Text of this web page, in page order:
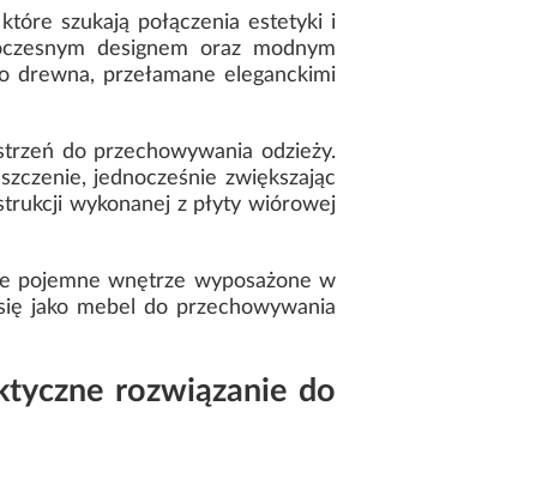
szukają połączenia estetyki i
designem oraz modnym
przełamane eleganckimi
do przechowywania odzieży.
jednocześnie zwiększając
wykonanej z płyty wiórowej
pojemne wnętrze wyposażone w
jako mebel do przechowywania
rozwiązanie do